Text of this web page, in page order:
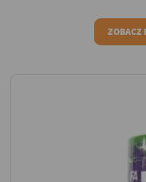
ZOBACZ